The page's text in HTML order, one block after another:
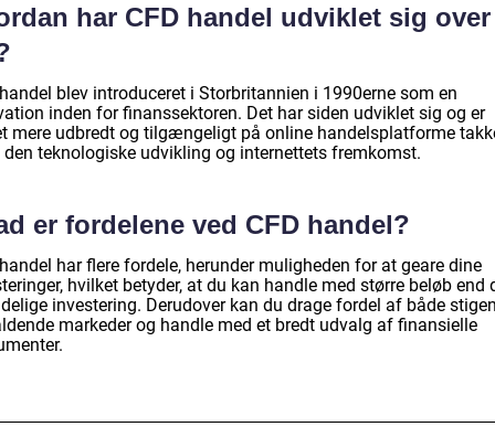
har CFD handel udviklet sig over
blev introduceret i Storbritannien i 1990erne som en
inden for finanssektoren. Det har siden udviklet sig og er
mere udbredt og tilgængeligt på online handelsplatforme
teknologiske udvikling og internettets fremkomst.
er fordelene ved CFD handel?
har flere fordele, herunder muligheden for at geare dine
hvilket betyder, at du kan handle med større beløb end
investering. Derudover kan du drage fordel af både
markeder og handle med et bredt udvalg af finansielle